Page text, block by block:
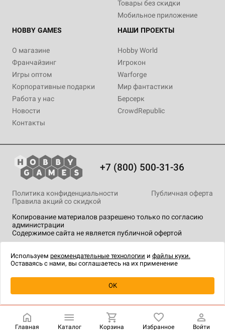
Купить| 7 990 ₽
Товары без скидки
Мобильное приложение
HOBBY GAMES
О магазине
Франчайзинг
Игры оптом
Корпоративные подарки
Работа у нас
Новости
Контакты
НАШИ ПРОЕКТЫ
Hobby World
Игрокон
Warforge
Мир фантастики
Берсерк
CrowdRepublic
+7 (800) 500-31-36
Копирование материалов разрешено только по согласию
администрации
Содержимое сайта не является публичной офертой
Политика конфиденциальности
Публичная оферта
Правила акций со скидкой
технологии.
Главная Каталог Корзина Избранное Войти
Используем рекомендательные технологии и файлы куки.
Оставаясь с нами, вы соглашаетесь на их применение
OK